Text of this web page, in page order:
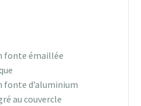
fonte émaillée
fonte d’aluminium
au couvercle